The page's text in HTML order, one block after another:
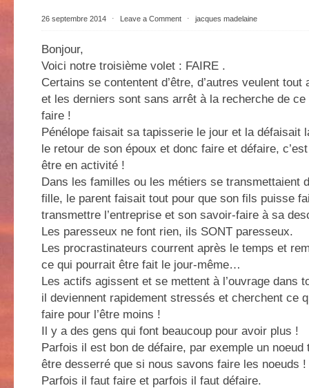
26 septembre 2014 ⋅ Leave a Comment ⋅ jacques madelaine
Bonjour,
Voici notre troisième volet : FAIRE .
Certains se contentent d’être, d’autres veulent
et les derniers sont sans arrêt à la recherche de ce
faire !
Pénélope faisait sa tapisserie le jour et la défaisait
le retour de son époux et donc faire et défaire,
être en activité !
Dans les familles ou les métiers se transmettaient
fille, le parent faisait tout pour que son fils puisse
transmettre l’entreprise et son savoir-faire à sa
Les paresseux ne font rien, ils SONT paresseux.
Les procrastinateurs courrent après le temps et
ce qui pourrait être fait le jour-même…
Les actifs agissent et se mettent à l’ouvrage dans
il deviennent rapidement stressés et cherchent ce
faire pour l’être moins !
Il y a des gens qui font beaucoup pour avoir plus !
Parfois il est bon de défaire, par exemple un noeud
être desserré que si nous savons faire les noeuds !
Parfois il faut faire et parfois il faut défaire.